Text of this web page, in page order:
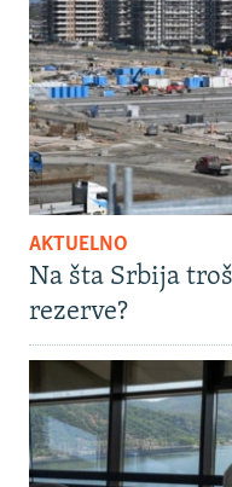
AKTUELNO
Na šta Srbija
rezerve?